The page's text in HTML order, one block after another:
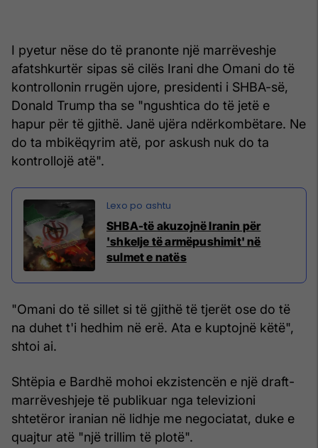
I pyetur nëse do të pranonte një marrëveshje
afatshkurtër sipas së cilës Irani dhe Omani do të
kontrollonin rrugën ujore, presidenti i SHBA-së,
Donald Trump tha se "ngushtica do të jetë e
hapur për të gjithë. Janë ujëra ndërkombëtare. Ne
do ta mbikëqyrim atë, por askush nuk do ta
kontrollojë atë".
SHBA-të akuzojnë Iranin për
'shkelje të armëpushimit' në
sulmet e natës
"Omani do të sillet si të gjithë të tjerët ose do të
na duhet t'i hedhim në erë. Ata e kuptojnë këtë",
shtoi ai.
Shtëpia e Bardhë mohoi ekzistencën e një draft-
marrëveshjeje të publikuar nga televizioni
shtetëror iranian në lidhje me negociatat, duke e
quajtur atë "një trillim të plotë".